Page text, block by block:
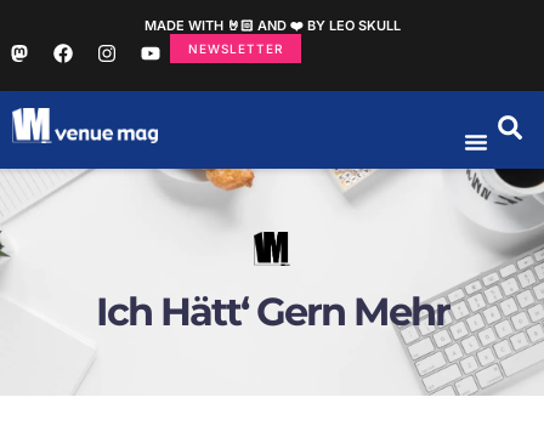
MADE WITH 🤘🏻 AND ❤️ BY LEO SKULL
NEWSLETTER
Ich Hätt‘ Gern Mehr